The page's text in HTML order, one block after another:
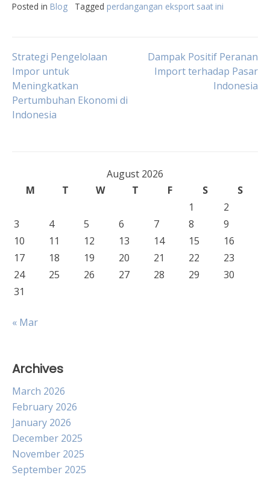
Posted in Blog Tagged perdangangan eksport saat ini
Post
navigation
Strategi Pengelolaan
Impor untuk
Meningkatkan
Pertumbuhan Ekonomi di
Indonesia
Dampak Positif Peranan
Import terhadap Pasar
Indonesia
August 2026
M
T W T F S
S
1
2
3
4 5 6 7 8
9
10
11 12 13 14 15
16
17
18 19 20 21 22
23
24
25 26 27 28 29
30
31
« Mar
Archives
March 2026
February 2026
January 2026
December 2025
November 2025
September 2025